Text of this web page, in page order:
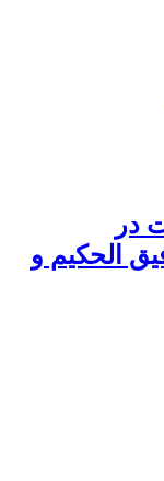
در
الحکیم و